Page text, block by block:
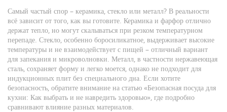
Самый частый спор – керамика, стекло или металл? В реальности
всё зависит от того, как вы готовите. Керамика и фарфор отлично
держат тепло, но могут скалываться при резком температурном
перепаде. Стекло, особенно боросиликатное, выдерживает высокие
температуры и не взаимодействует с пищей – отличный вариант
для запекания и микроволновки. Металл, в частности нержавеющая
сталь, сохраняет форму и легко моется, однако не подходит для
индукционных плит без специального дна. Если хотите
безопасность, обратите внимание на статью «Безопасная посуда для
кухни: Как выбрать и не навредить здоровью», где подробно
сравнивают влияние разных материалов.